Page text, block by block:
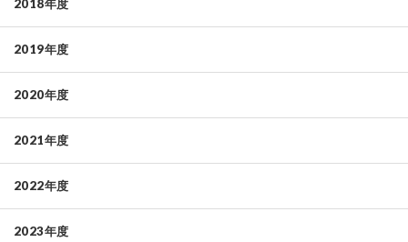
2018年度
2019年度
2020年度
2021年度
2022年度
2023年度